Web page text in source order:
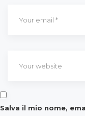
Salva il mio nome,